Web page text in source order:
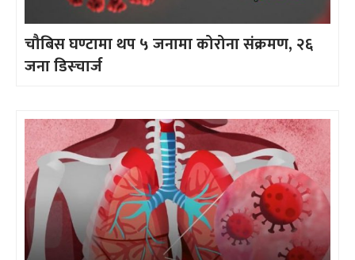
चौबिस घण्टामा थप ५ जनामा कोरोना संक्रमण, २६
जना डिस्चार्ज